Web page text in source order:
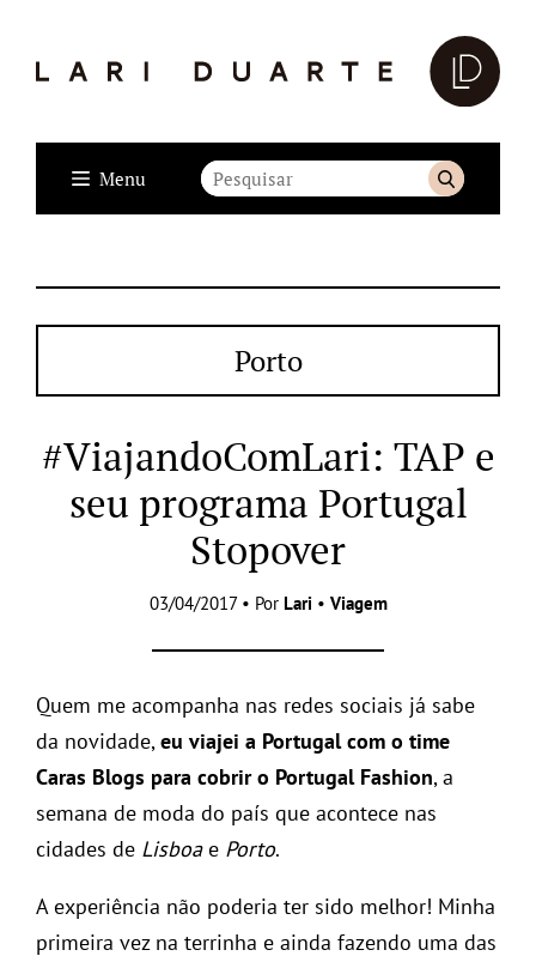
Menu
Porto
#ViajandoComLari: TAP e
seu programa Portugal
Stopover
03/04/2017 • Por Lari • Viagem
Quem me acompanha nas redes sociais já sabe
da novidade,eu viajei a Portugal com o time
Caras Blogs para cobrir o Portugal Fashion, a
semana de moda do país que acontece nas
cidades de Lisboae Porto.
A experiência não poderia ter sido melhor! Minha
primeira vez na terrinha e ainda fazendo uma das